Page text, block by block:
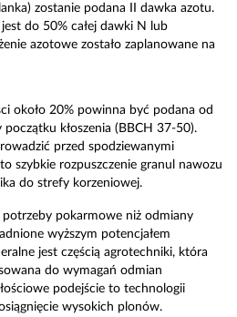
zostanie podana II dawka azotu.
do 50% całej dawki N lub
azotowe zostało zaplanowane na
około 20% powinna być podana od
kłoszenia (BBCH 37-50).
przed spodziewanymi
szybkie rozpuszczenie granul nawozu
do strefy korzeniowej.
pokarmowe niż odmiany
wyższym potencjałem
jest częścią agrotechniki, która
do wymagań odmian
podejście to technologii
wysokich plonów.